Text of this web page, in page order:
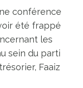
conférence
été frappé
les
sein du parti
Faaiz